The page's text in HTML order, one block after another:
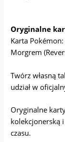
Oryginalne
Karta
Morgrem
Twórz własną
udział w
Oryginalne
kolekcjonerską
czasu.